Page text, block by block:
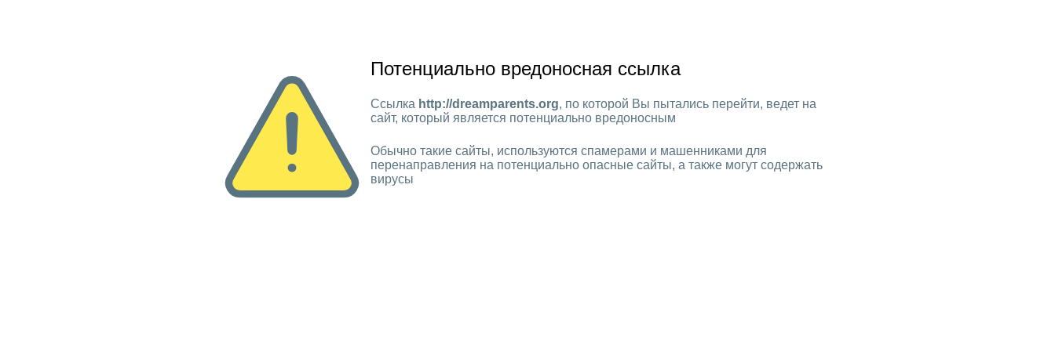
Потенциально вредоносная ссылка
Ссылка http://dreamparents.org, по которой Вы пытались перейти, ведет на
сайт, который является потенциально вредоносным
Обычно такие сайты, используются спамерами и машенниками для
перенаправления на потенциально опасные сайты, а также могут содержать
вирусы